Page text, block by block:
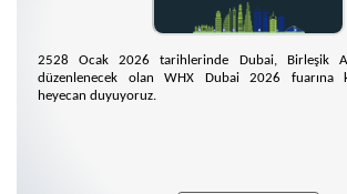
2528 Ocak 2026 tarihlerinde Dubai, Birleşik
düzenlenecek olan WHX Dubai 2026 fuarına
heyecan duyuyoruz.